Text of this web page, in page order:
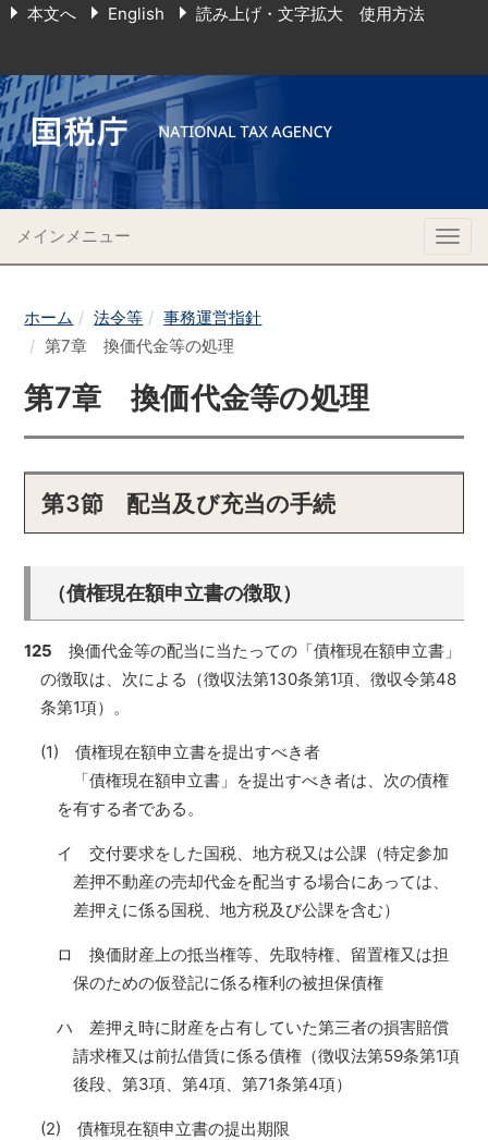
本文へ English 読み上げ・文字拡大 使用方法
メインメニュー
ホーム 法令等
事務運営指針
第7章 換価代金等の処理
第7章 換価代金等の処理
第3節 配当及び充当の手続
（債権現在額申立書の徴取）
125 換価代金等の配当に当たっての「債権現在額申立書」
の徴取は、次による（徴収法第130条第1項、徴収令第48
条第1項）。
(1) 債権現在額申立書を提出すべき者
「債権現在額申立書」を提出すべき者は、次の債権
を有する者である。
イ 交付要求をした国税、地方税又は公課（特定参加
差押不動産の売却代金を配当する場合にあっては、
差押えに係る国税、地方税及び公課を含む）
ロ 換価財産上の抵当権等、先取特権、留置権又は担
保のための仮登記に係る権利の被担保債権
ハ 差押え時に財産を占有していた第三者の損害賠償
請求権又は前払借賃に係る債権（徴収法第59条第1項
後段、第3項、第4項、第71条第4項）
(2) 債権現在額申立書の提出期限